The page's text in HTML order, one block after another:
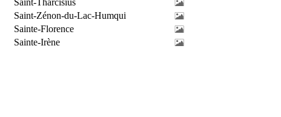
Saint-Tharcisius
Saint-Zénon-du-Lac-Humqui
Sainte-Florence
Sainte-Irène